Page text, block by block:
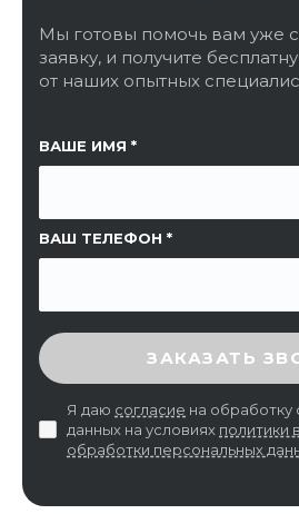
Мы готовы помочь вам уже
заявку, и получите
от наших опытных
ВАШЕ ИМЯ
ВАШ ТЕЛЕФОН
ССЫЛКА НА СТРАНИЦУ
ВВЕДИТЕ ПРОВЕРОЧНЫЙ КОД
ЗАКАЗАТЬ
Я даю согласие на обработку
данных на условиях политики
обработки персональных